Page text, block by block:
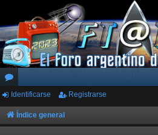
or
os
Identificarse Registrarse
Índice general